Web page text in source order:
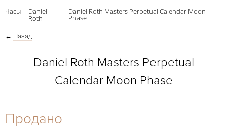
27-44
Часы Daniel
Roth
Daniel Roth Masters Perpetual Calendar Moon
Phase
← Назад
Daniel Roth Masters Perpetual
Calendar Moon Phase
Продано